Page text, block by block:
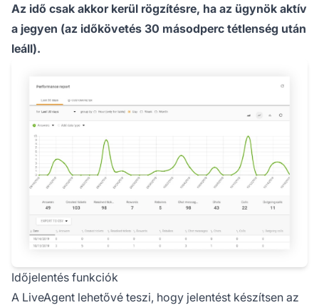
Az idő csak akkor kerül rögzítésre, ha az ügynök aktív
a jegyen (az időkövetés 30 másodperc tétlenség után
leáll).
Időjelentés funkciók
A LiveAgent lehetővé teszi, hogy jelentést készítsen az